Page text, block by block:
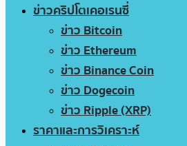
ข่าวคริปโตเคอเรนซี่
ข่าว Bitcoin
ข่าว Ethereum
ข่าว Binance Coin
ข่าว Dogecoin
ข่าว Ripple (XRP)
ราคาและการวิเคราะห์